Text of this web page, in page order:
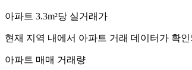
아파트 3.3m²당 실거래가
현재 지역 내에서 아파트 거래 데이터가 확
아파트 매매 거래량